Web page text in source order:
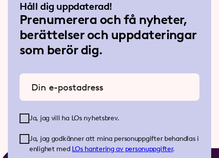
Håll dig uppdaterad!
Prenumerera och få nyheter,
berättelser och uppdateringar
som berör dig.
Ange din e-postadress
Ja, jag vill ha LOs nyhetsbrev.
Ja, jag godkänner att mina personuppgifter behandlas i
enlighet med LOs hantering av personuppgifter.